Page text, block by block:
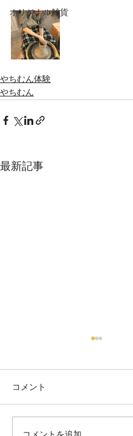
オリジナル雑貨
やちむん体験
やちむん
最新記事
Untitled
コメント